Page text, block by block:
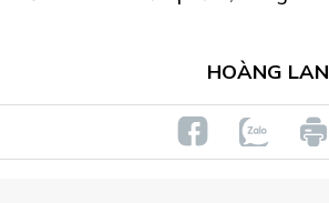
HOÀNG LAN